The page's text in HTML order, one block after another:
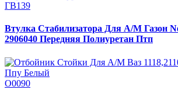
ГВ139
Втулка Стабилизатора Для А/М Газон
2906040 Передняя Полиуретан Птп
О0090